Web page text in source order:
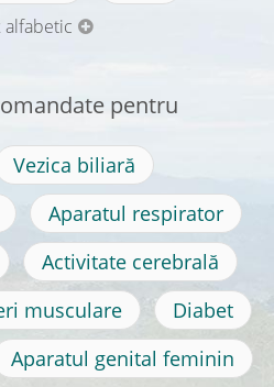
alfabetic
pentru
Vezica biliară
Aparatul respirator
Activitate cerebrală
musculare
Diabet
Aparatul genital feminin